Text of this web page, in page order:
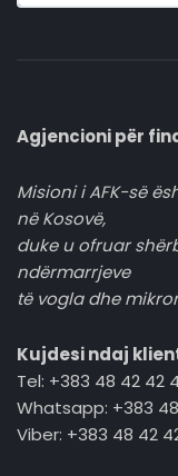
Agjencioni për
Misioni i AFK-së
në Kosovë,
duke u ofruar
ndërmarrjeve
të vogla dhe
Kujdesi ndaj
Tel: +383 48 42 42
Whatsapp: +383
Viber: +383 48 42